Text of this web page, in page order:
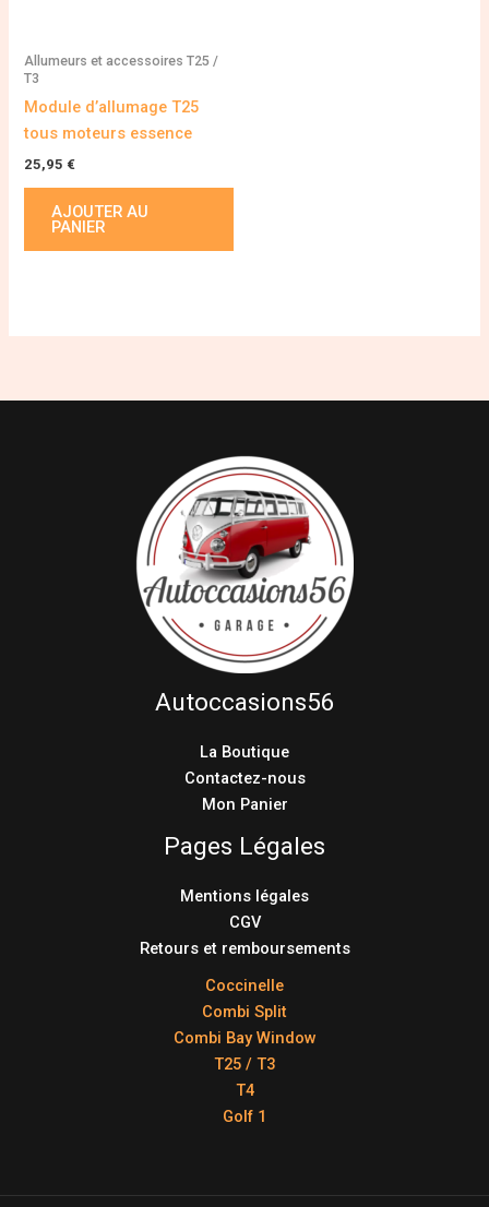
Allumeurs et accessoires T25 /
T3
Module d’allumage T25
tous moteurs essence
25,95 €
AJOUTER AU
PANIER
Autoccasions56
La Boutique
Contactez-nous
Mon Panier
Pages Légales
Mentions légales
CGV
Retours et remboursements
Coccinelle
Combi Split
Combi Bay Window
T25 / T3
T4
Golf 1